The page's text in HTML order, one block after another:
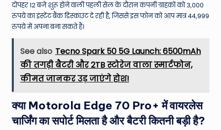
दोपहर 12 बजे शुरू होने वाली पहली सेल के दौरान कंपनी ग्राहकों को 3,000
रुपये का इंस्टेंट बैंक डिस्काउंट दे रही है, जिससे इस फोन को आप मात्र 44,999
रुपये में अपना बना सकते हैं।
See also Tecno Spark 50 5G Launch: 6500mAh
की तगड़ी बैटरी और 2TB स्टोरेज वाला स्मार्टफोन,
कीमत जानकर उड़ जाएंगे होश!
क्या Motorola Edge 70 Pro+ में वायरलेस
चार्जिंग का सपोर्ट मिलता है और बैटरी कितनी बड़ी है?